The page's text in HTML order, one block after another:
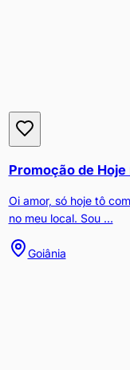
Promoção de
Oi amor, só hoje tô
no meu local. Sou ...
Goiânia